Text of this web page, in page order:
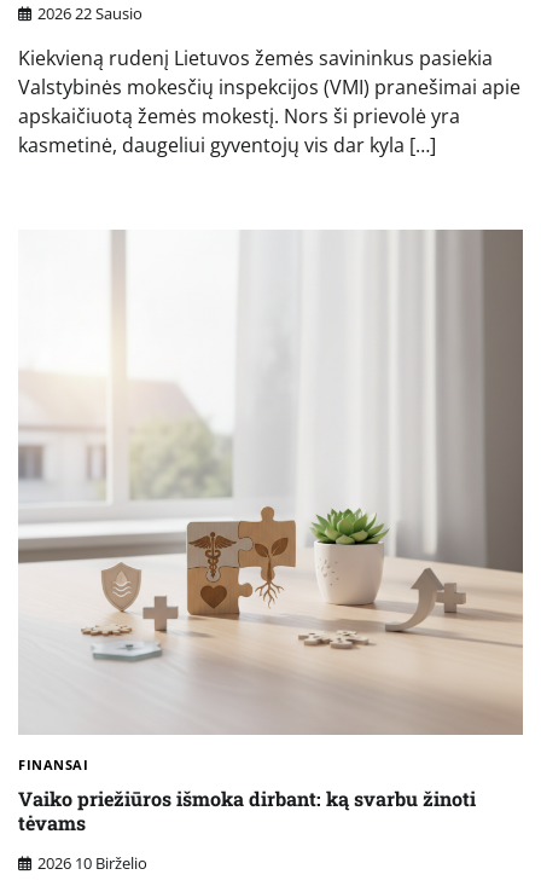
2026 22 Sausio
Kiekvieną rudenį Lietuvos žemės savininkus pasiekia
Valstybinės mokesčių inspekcijos (VMI) pranešimai apie
apskaičiuotą žemės mokestį. Nors ši prievolė yra
kasmetinė, daugeliui gyventojų vis dar kyla […]
FINANSAI
Vaiko priežiūros išmoka dirbant: ką svarbu žinoti
tėvams
2026 10 Birželio